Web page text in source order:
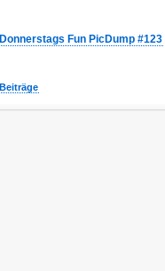
Donnerstags Fun PicDump #123